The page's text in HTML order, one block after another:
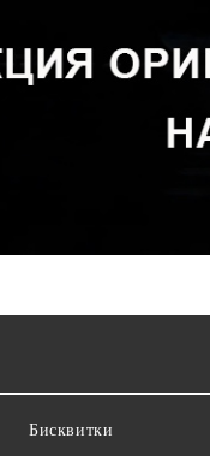
Бисквитки